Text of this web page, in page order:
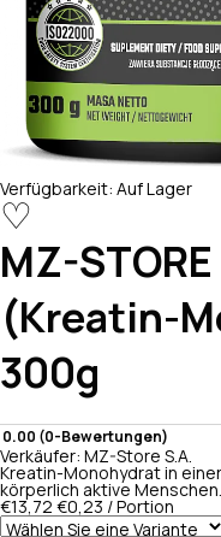
Verfügbarkeit: Auf Lager
♡
MZ-STORE
(Kreatin-
300g
0.00 (0-Bewertungen)
Verkäufer: MZ-Store S.A.
Kreatin-Monohydrat in
körperlich aktive Menschen.
€13,72 €0,23 / Portion